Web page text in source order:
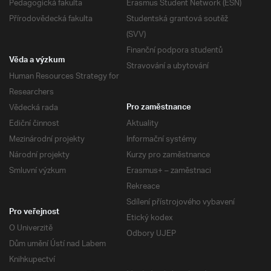
Přírodovědecká fakulta
Studentská grantová soutěž
(SVV)
Finanční podpora studentů
Stravování a ubytování
Věda a výzkum
Human Resources Strategy for
Researchers
Vědecká rada
Ediční činnost
Mezinárodní projekty
Národní projekty
Smluvní výzkum
Pro zaměstnance
Aktuality
Informační systémy
Kurzy pro zaměstnance
Erasmus+ – zaměstnaci
Rekreace
Sdílení přístrojového vybavení
Etický kodex
Odbory UJEP
Pro veřejnost
O Univerzitě
Dům umění Ústí nad Labem
Knihkupectví